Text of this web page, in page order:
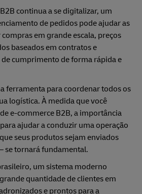
continua a se digitalizar, um
de pedidos pode ajudar as
em grande escala, preços
baseados em contratos e
cumprimento de forma rápida e
ferramenta para coordenar todos os
logística. À medida que você
e-commerce B2B, a importância
ajudar a conduzir uma operação
seus produtos sejam enviados
se tornará fundamental.
um sistema moderno
quantidade de clientes em
e prontos para a